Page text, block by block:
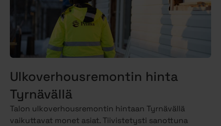
Ulkoverhousremontin hinta
Tyrnävällä
Talon ulkoverhousremontin hintaan Tyrnävällä
vaikuttavat monet asiat. Tiivistetysti sanottuna